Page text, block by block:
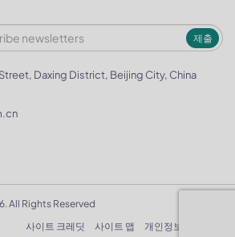
제출
Daxing District, Beijing City, China
All Rights Reserved
사이트 크레딧
사이트 맵 개인정보 보호정책